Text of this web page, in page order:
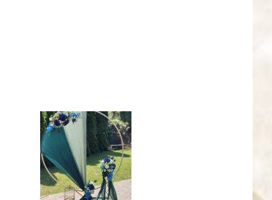
IMG_20240427_122129.jpg